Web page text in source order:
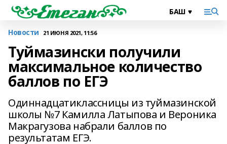
Новости 21 ИЮНЯ 2021, 11:56
Туймазински получили
максимальное количество
баллов по ЕГЭ
Одиннадцатиклассницы из туймазинской
школы №7 Камилла Латыпова и Вероника
Макрагузова набрали баллов по
результатам ЕГЭ.